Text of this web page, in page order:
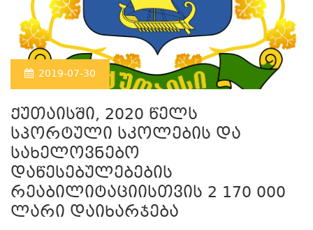
2019-07-30
ქუთაისში, 2020 წელს
სპორტული სკოლების და
სახელოვნებო
დაწესებულებების
რეაბილიტაციისთვის 2 170 000
ლარი დაიხარჯება